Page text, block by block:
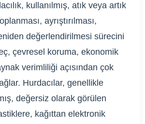
kullanılmış, atık veya artık
ayrıştırılması,
değerlendirilmesi sürecini
çevresel koruma, ekonomik
verimliliği açısından çok
Hurdacılar, genellikle
değersiz olarak görülen
kağıttan elektronik